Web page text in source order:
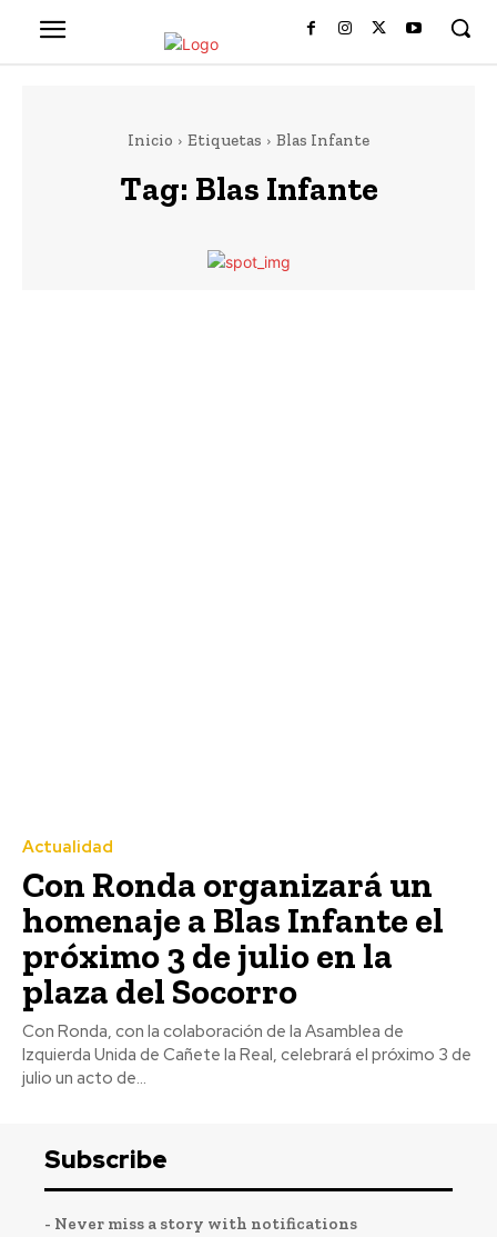
Inicio Etiquetas Blas Infante
Tag: Blas Infante
Actualidad
Con Ronda organizará un
homenaje a Blas Infante el
próximo 3 de julio en la
plaza del Socorro
Con Ronda, con la colaboración de la Asamblea de
Izquierda Unida de Cañete la Real, celebrará el próximo 3 de
julio un acto de...
Subscribe
- Never miss a story with notifications